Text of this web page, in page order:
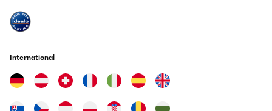
International